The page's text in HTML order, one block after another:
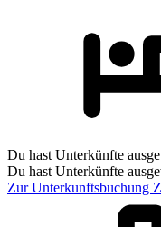
Du hast Unterkünfte
Du hast Unterkünfte
Zur Unterkunftsbuchung